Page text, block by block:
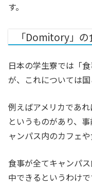
す。
「Domitory」
日本の学生寮では「
が、これについては国
例えばアメリカであ
というものがあり、
ャンパス内のカフェ
食事が全てキャンパ
中できるというわけで